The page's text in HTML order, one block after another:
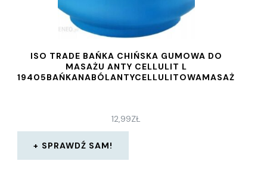
ISO TRADE BAŃKA CHIŃSKA GUMOWA DO
MASAŻU ANTY CELLULIT L
19405BAŃKANABÓLANTYCELLULITOWAMASAŻ
12,99ZŁ
SPRAWDŹ SAM!